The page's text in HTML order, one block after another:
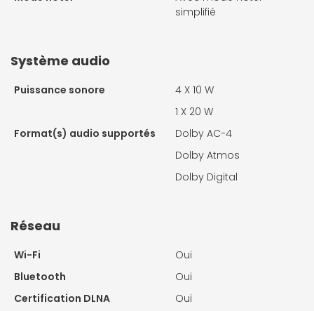
simplifié
Système audio
Puissance sonore 4 X 10 W
1 X 20 W
Format(s) audio supportés
Dolby AC-4
Dolby Atmos
Dolby Digital
Réseau
Wi-Fi
Oui
Bluetooth
Oui
Certification DLNA
Oui